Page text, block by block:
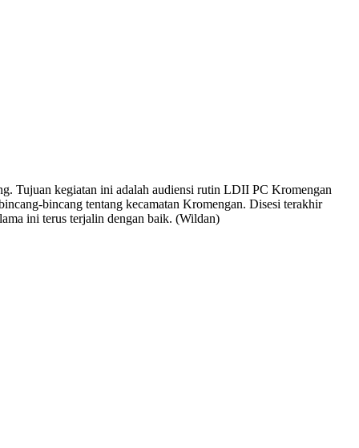
Tujuan kegiatan ini adalah audiensi rutin LDII PC Kromengan
bincang tentang kecamatan Kromengan. Disesi terakhir
ini terus terjalin dengan baik. (Wildan)